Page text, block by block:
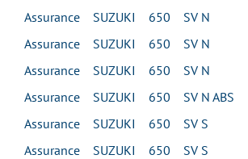
Assurance SUZUKI 650 SV N
Assurance SUZUKI 650 SV N
Assurance SUZUKI 650 SV N
Assurance SUZUKI 650 SV N ABS
Assurance SUZUKI 650 SV S
Assurance SUZUKI 650 SV S